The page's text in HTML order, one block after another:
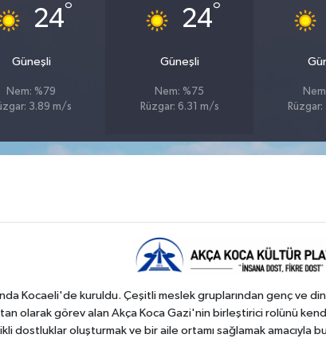
24°
Güneşli
Nem: %79
3.89 m/s
24°
Güneşli
Nem: %75
Rüzgar: 6.31 m/s
Kocaeli'de kuruldu. Çeşitli meslek gruplarından genç ve
olarak görev alan Akça Koca Gazi'nin birleştirici rolünü
dostluklar oluşturmak ve bir aile ortamı sağlamak